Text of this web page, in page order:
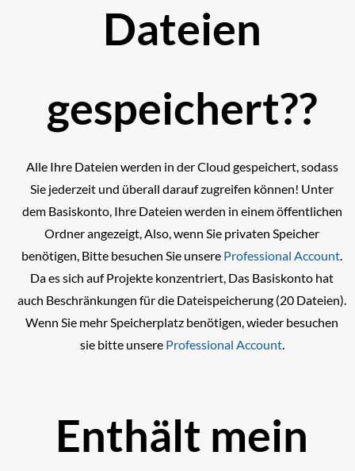
Dateien
gespeichert??
Alle Ihre Dateien werden in der Cloud gespeichert, sodass
Sie jederzeit und überall darauf zugreifen können! Unter
dem Basiskonto, Ihre Dateien werden in einem öffentlichen
Ordner angezeigt, Also, wenn Sie privaten Speicher
benötigen, Bitte besuchen Sie unsere Professional Account
Da es sich auf Projekte konzentriert, Das Basiskonto hat
auch Beschränkungen für die Dateispeicherung (20 Dateien).
Wenn Sie mehr Speicherplatz benötigen, wieder besuchen
sie bitte unsere Professional Account.
Enthält mein